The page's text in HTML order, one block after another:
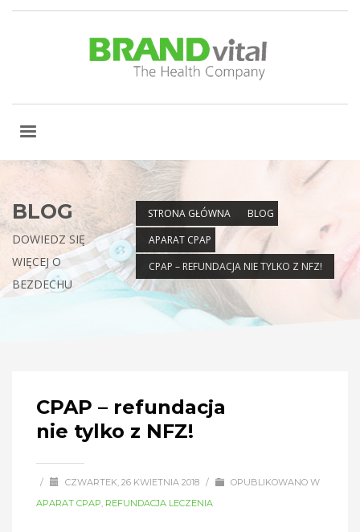
STRONA GŁÓWNA
BLOG
APARAT CPAP
CPAP – REFUNDACJA NIE TYLKO Z NFZ!
BLOG
DOWIEDZ SIĘ
WIĘCEJ O
BEZDECHU
CPAP – refundacja
nie tylko z NFZ!
/ CZWARTEK, 26 KWIETNIA 2018 /
OPUBLIKOWANO W
APARAT CPAP, REFUNDACJA LECZENIA